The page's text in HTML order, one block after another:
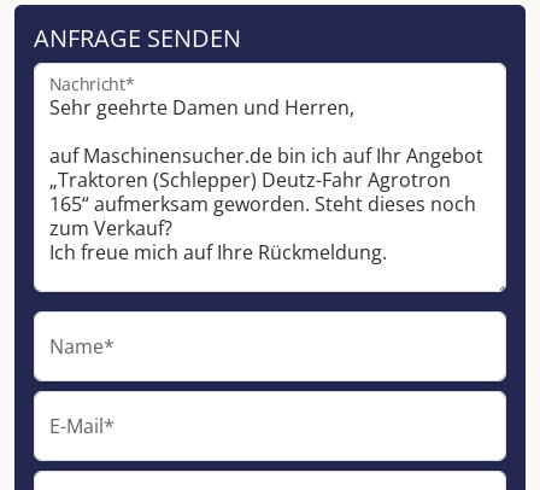
ANFRAGE SENDEN
Nachricht*
Name*
E-Mail*